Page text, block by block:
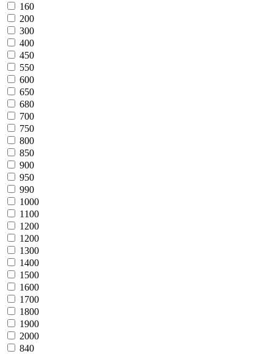
160
200
300
400
450
550
600
650
680
700
750
800
850
900
950
990
1000
1100
1200
1200
1300
1400
1500
1600
1700
1800
1900
2000
840